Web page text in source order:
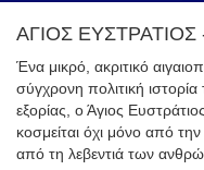
ΑΓΙΟΣ ΕΥΣΤΡΑΤΙΟΣ
Ένα μικρό, ακριτικό
σύγχρονη πολιτική
εξορίας, ο Άγιος
κοσμείται όχι μόνο από
από τη λεβεντιά των